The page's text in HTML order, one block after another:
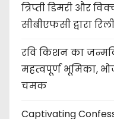
त्रिप्ती डिमरी और
सीबीएफसी द्वारा
रवि किशन का
महत्वपूर्ण भूमिका,
चमक
Captivating